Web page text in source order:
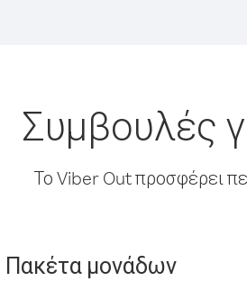
Συμβουλές
Το Viber Out προσφέρει
Πακέτα μονάδων